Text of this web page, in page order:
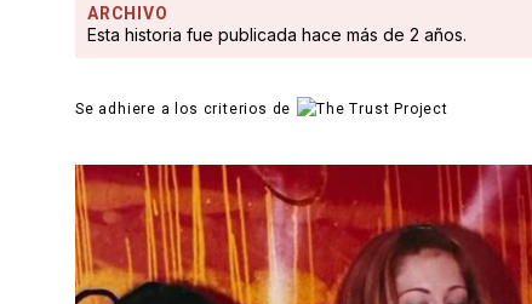
ARCHIVO
Esta historia fue publicada hace más de 2 años.
Se adhiere a los criterios de